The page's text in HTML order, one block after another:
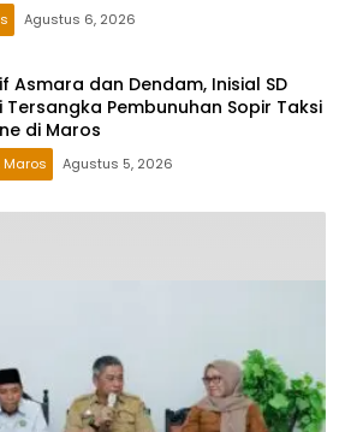
Agustus 6, 2026
Asmara dan Dendam, Inisial SD
Tersangka Pembunuhan Sopir Taksi
di Maros
Maros Agustus 5, 2026